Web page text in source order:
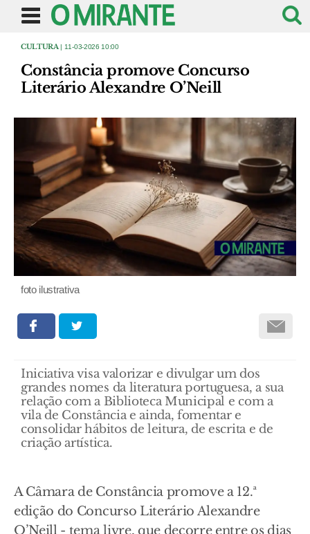
CULTURA | 11-03-2026 10:00
Constância promove Concurso
Literário Alexandre O’Neill
foto ilustrativa
Iniciativa visa valorizar e divulgar um dos
grandes nomes da literatura portuguesa, a sua
relação com a Biblioteca Municipal e com a
vila de Constância e ainda, fomentar e
consolidar hábitos de leitura, de escrita e de
criação artística.
A Câmara de Constância promove a 12.ª
edição do Concurso Literário Alexandre
O’Neill - tema livre, que decorre entre os dias